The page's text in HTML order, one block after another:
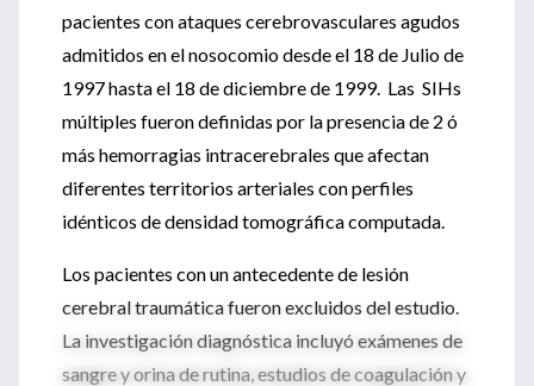
pacientes con ataques cerebrovasculares agudos
admitidos en el nosocomio desde el 18 de Julio de
1997 hasta el 18 de diciembre de 1999. Las SIHs
múltiples fueron definidas por la presencia de 2 ó
más hemorragias intracerebrales que afectan
diferentes territorios arteriales con perfiles
idénticos de densidad tomográfica computada.
Los pacientes con un antecedente de lesión
cerebral traumática fueron excluidos del estudio.
La investigación diagnóstica incluyó exámenes de
sangre y orina de rutina, estudios de coagulación y